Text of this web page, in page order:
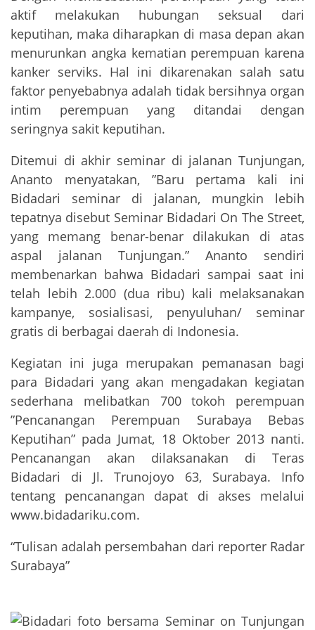
aktif melakukan hubungan seksual dari
keputihan, maka diharapkan di masa depan akan
menurunkan angka kematian perempuan karena
kanker serviks. Hal ini dikarenakan salah satu
faktor penyebabnya adalah tidak bersihnya organ
intim perempuan yang ditandai dengan
seringnya sakit keputihan.
Ditemui di akhir seminar di jalanan Tunjungan,
Ananto menyatakan, ”Baru pertama kali ini
Bidadari seminar di jalanan, mungkin lebih
tepatnya disebut Seminar Bidadari On The Street,
yang memang benar-benar dilakukan di atas
aspal jalanan Tunjungan.” Ananto sendiri
membenarkan bahwa Bidadari sampai saat ini
telah lebih 2.000 (dua ribu) kali melaksanakan
kampanye, sosialisasi, penyuluhan/ seminar
gratis di berbagai daerah di Indonesia.
Kegiatan ini juga merupakan pemanasan bagi
para Bidadari yang akan mengadakan kegiatan
sederhana melibatkan 700 tokoh perempuan
”Pencanangan Perempuan Surabaya Bebas
Keputihan” pada Jumat, 18 Oktober 2013 nanti.
Pencanangan akan dilaksanakan di Teras
Bidadari di Jl. Trunojoyo 63, Surabaya. Info
tentang pencanangan dapat di akses melalui
www.bidadariku.com.
“Tulisan adalah persembahan dari reporter Radar
Surabaya”